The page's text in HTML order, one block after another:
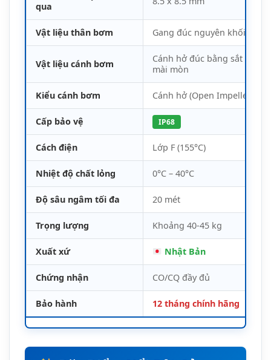
Nhiệt độ chất lỏng 0°C – 40°C
Độ sâu ngâm tối đa 20 mét
Trọng lượng Khoảng 40-45 kg
Xuất xứ Nhật Bản
Chứng nhận CO/CQ đầy đủ
Bảo hành 12 tháng chính hãng
Đặc Điểm Nổi Bật Của
Máy Bơm Chìm Nước Thải
Tsurumi KTZ 22.2
Thiết Kế Bền Bỉ Với Vật Liệu Cao Cấp
Máy bơm chìm nước thải Tsurumi KTZ
mang lại độ bền vượt trội trong môi